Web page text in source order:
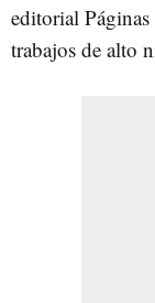
editorial
trabajos de alto